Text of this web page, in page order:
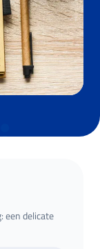
een delicate